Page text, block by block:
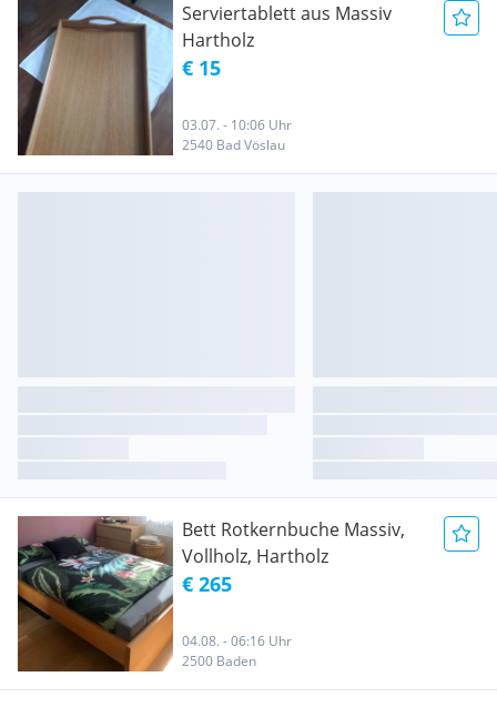
Serviertablett aus Massiv
Hartholz
€ 15
03.07. - 10:06 Uhr
2540 Bad Vöslau
Bett Rotkernbuche Massiv,
Vollholz, Hartholz
€ 265
04.08. - 06:16 Uhr
2500 Baden